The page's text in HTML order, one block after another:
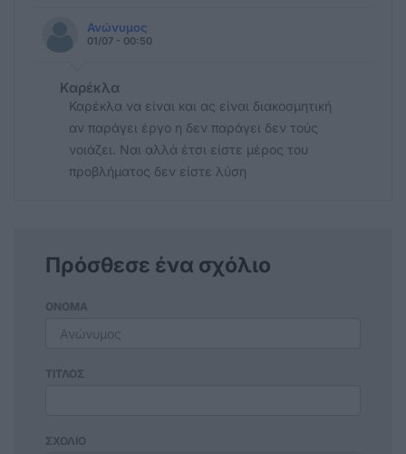
Ανώνυμος
01/07 - 00:50
Καρέκλα
Καρέκλα να είναι και ας είναι διακοσμητική
αν παράγει έργο η δεν παράγει δεν τούς
νοιάζει. Ναι αλλά έτσι είστε μέρος του
προβλήματος δεν είστε λύση
Πρόσθεσε ένα σχόλιο
ΟΝΟΜΑ
ΤΙΤΛΟΣ
ΣΧΟΛΙΟ